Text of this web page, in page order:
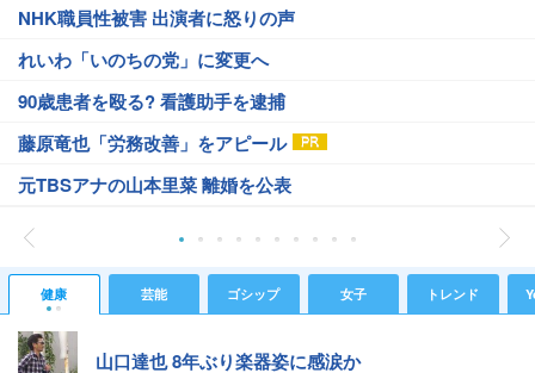
NHK職員性被害 出演者に怒りの声
れいわ「いのちの党」に変更へ
90歳患者を殴る? 看護助手を逮捕
藤原竜也「労務改善」をアピール
元TBSアナの山本里菜 離婚を公表
健康 芸能 ゴシップ 女子 トレンド
山口達也 8年ぶり楽器姿に感涙か